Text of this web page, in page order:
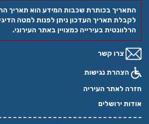
התאריך בכותרת שכבות המידע הוא תאריך
לקבלת תאריך העדכון ניתן לפנות למטה
הרלוונטית בעירייה כמצויין באתר העירוני.
צרו קשר
הצהרת נגישות
חזרה לאתר העיריה
אודות ירושלים